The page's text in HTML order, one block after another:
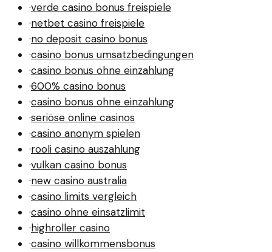
·verde casino bonus freispiele
·netbet casino freispiele
·no deposit casino bonus
·casino bonus umsatzbedingungen
·casino bonus ohne einzahlung
·600% casino bonus
·casino bonus ohne einzahlung
·seriöse online casinos
·casino anonym spielen
·rooli casino auszahlung
·vulkan casino bonus
·new casino australia
·casino limits vergleich
·casino ohne einsatzlimit
·highroller casino
·casino willkommensbonus